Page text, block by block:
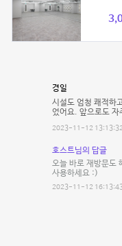
경일
시설도 엄청 쾌적하
었어요. 앞으로도
2023-11-12 13:13:32
호스트님의 답글
오늘 바로 재방문도
사용하세요 :)
2023-11-12 16:13:43